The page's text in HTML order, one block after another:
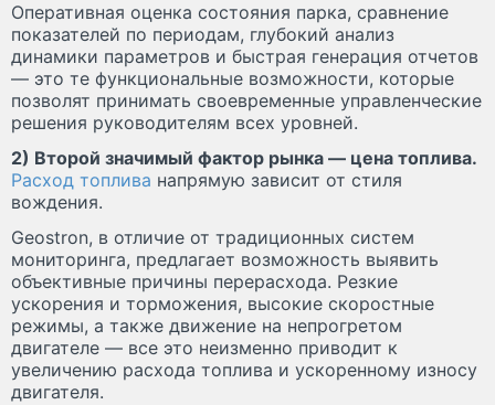
Оперативная оценка состояния парка, сравнение
показателей по периодам, глубокий анализ
динамики параметров и быстрая генерация отчетов
— это те функциональные возможности, которые
позволят принимать своевременные управленческие
решения руководителям всех уровней.
2) Второй значимый фактор рынка — цена топлива.
Расход топлива напрямую зависит от стиля
вождения.
Geostron, в отличие от традиционных систем
мониторинга, предлагает возможность выявить
объективные причины перерасхода. Резкие
ускорения и торможения, высокие скоростные
режимы, а также движение на непрогретом
двигателе — все это неизменно приводит к
увеличению расхода топлива и ускоренному износу
двигателя.